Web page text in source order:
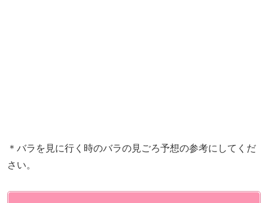
＊バラを見に行く時のバラの見ごろ予想の参考にしてくだ
さい。